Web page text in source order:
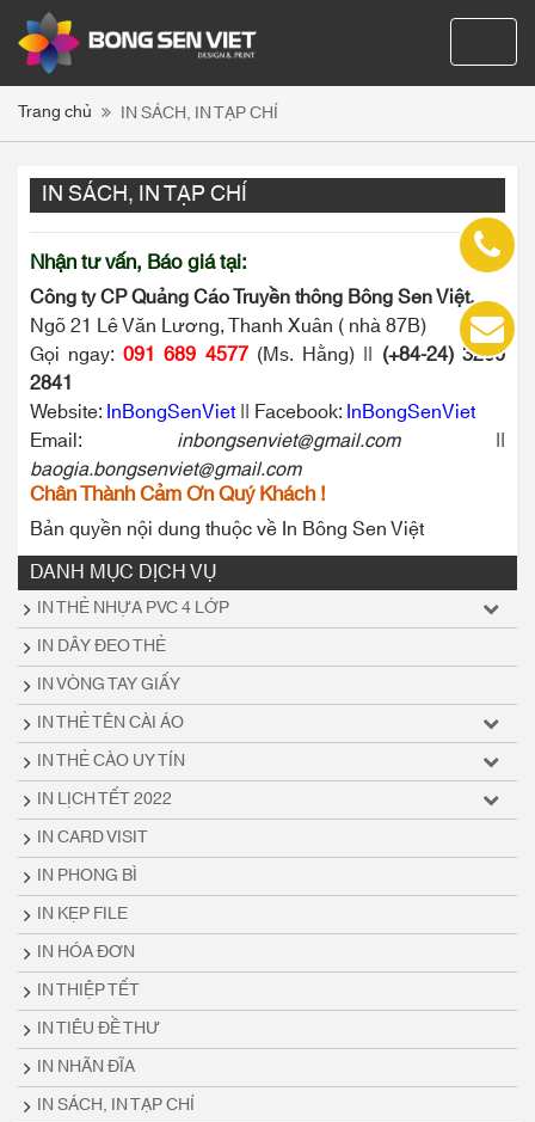
Trang chủ IN SÁCH, IN TẠP CHÍ
IN SÁCH, IN TẠP CHÍ
Nhận tư vấn, Báo giá tại:
Công ty CP Quảng Cáo Truyền thông Bông Sen Việt.
Ngõ 21 Lê Văn Lương, Thanh Xuân ( nhà 87B)
Gọi ngay: 091 689 4577(Ms. Hằng) || (+84-24) 3200
2841
Website:InBongSenViet|| Facebook:InBongSenViet
Email: inbongsenviet@gmail.com||
baogia.bongsenviet@gmail.com
Chân Thành Cảm Ơn Quý Khách !
Bản quyền nội dung thuộc về In Bông Sen Việt
DANH MỤC DỊCH VỤ
IN THẺ NHỰA PVC 4 LỚP
IN DÂY ĐEO THẺ
IN VÒNG TAY GIẤY
IN THẺ TÊN CÀI ÁO
IN THẺ CÀO UY TÍN
IN LỊCH TẾT 2022
IN CARD VISIT
IN PHONG BÌ
IN KẸP FILE
IN HÓA ĐƠN
IN THIỆP TẾT
IN TIÊU ĐỀ THƯ
IN NHÃN ĐĨA
IN SÁCH, IN TẠP CHÍ